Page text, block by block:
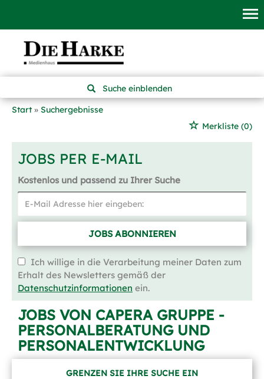
Suche einblenden
Start
Suchergebnisse
Merkliste (0)
JOBS PER E-MAIL
Kostenlos und passend zu Ihrer Suche
JOBS ABONNIEREN
Ich willige in die Verarbeitung meiner Daten zum
Erhalt des Newsletters gemäß der
Datenschutzinformationen ein.
JOBS VON CAPERA GRUPPE -
PERSONALBERATUNG UND
PERSONALENTWICKLUNG
GRENZEN SIE IHRE SUCHE EIN